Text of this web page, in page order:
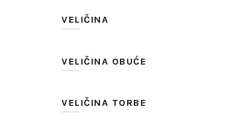
VELIČINA
VELIČINA OBUĆE
VELIČINA TORBE